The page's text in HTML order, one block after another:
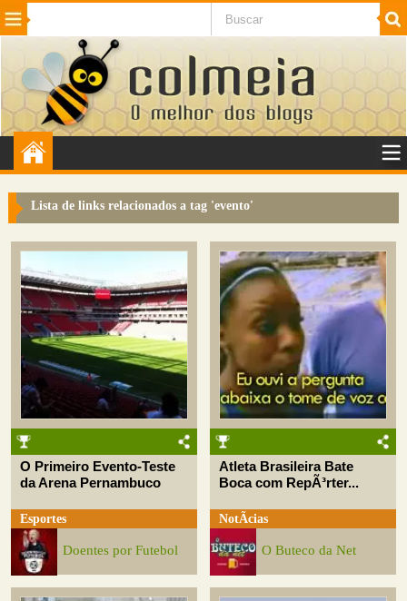
Beleza Cinema e TV
Internet Jogos NotÃ­cias SaÃºde
VeÃ­culos Adulto
Sugerir Link
Colmeia Exchange
Perguntas Frequentes
Sobre
Contato
Lista de links relacionados a tag 'evento'
O Primeiro Evento-Teste
da Arena Pernambuco
Esportes
Doentes por Futebol
Atleta Brasileira Bate
Boca com RepÃ³rter...
NotÃ­cias
O Buteco da Net